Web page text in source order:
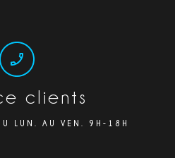
clients
LUN. AU VEN. 9H-18H